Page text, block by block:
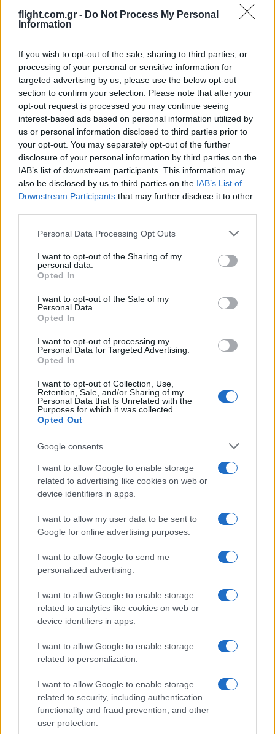
flight.com.gr - Do Not Process My Personal
Information
If you wish to opt-out of the sale, sharing to third parties, or
processing of your personal or sensitive information for
targeted advertising by us, please use the below opt-out
section to confirm your selection. Please note that after your
opt-out request is processed you may continue seeing
interest-based ads based on personal information utilized by
us or personal information disclosed to third parties prior to
your opt-out. You may separately opt-out of the further
disclosure of your personal information by third parties on the
IAB’s list of downstream participants. This information may
also be disclosed by us to third parties on the IAB’s List of
Downstream Participants that may further disclose it to other
Please note that this website/app uses one or more Google
not limited to your visit or usage behaviour. You may click to
grant or deny consent to Google and its third-party tags to
use your data for below specified purposes in below Google
consent section.
Personal Data Processing Opt Outs
I want to opt-out of the Sharing of my
personal data.
Opted In
I want to opt-out of the Sale of my
Personal Data.
Opted In
I want to opt-out of processing my
Personal Data for Targeted Advertising.
Opted In
I want to opt-out of Collection, Use,
Retention, Sale, and/or Sharing of my
Personal Data that Is Unrelated with the
Purposes for which it was collected.
Opted Out
Google consents
I want to allow Google to enable storage
related to advertising like cookies on web or
device identifiers in apps.
I want to allow my user data to be sent to
Google for online advertising purposes.
I want to allow Google to send me
personalized advertising.
I want to allow Google to enable storage
related to analytics like cookies on web or
device identifiers in apps.
I want to allow Google to enable storage
related to personalization.
I want to allow Google to enable storage
related to security, including authentication
functionality and fraud prevention, and other
user protection.
08:01
Το τέλος ενός Falcon 9 στη Σελήνη – Μια
ακούσια πρόσκρουση με επιστημονική
αξία
07:59
Τραγικό ρεκόρ, ο χειρότερος μήνας
απωλειών αμάχων από το 2022 στον
πόλεμο Ρωσίας-Ουκρανίας
πολυλειτουργικός αισθητήρας της
«Ασπίδας του Αχιλλέα»
Η Τουρκική αμυντική βιομηχανία
εξαπλώνεται στη Λατινική Αμερική –
αποτύπωμα ήδη σε Χιλή, Βραζιλία,
Εκουαδόρ, Κολομβία, Αργεντινή
ΣΑΝ ΣΗΜΕΡΑ – 5 Αυγούστου 1964:
Αεροπορία των ΗΠΑ “μπαίνει” στο
Βιετνάμ
Διαβάστε περισσότερα
Διαβάστε επίσης